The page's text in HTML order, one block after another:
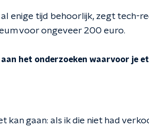
enige tijd behoorlijk, zegt tech-
voor ongeveer 200 euro.
het onderzoeken waarvoor je
kan gaan: als ik die niet had